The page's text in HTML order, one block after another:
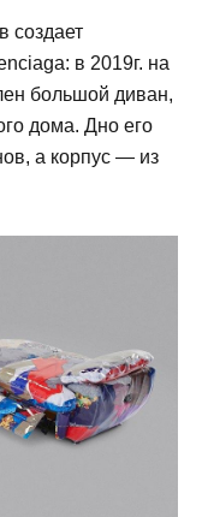
создает
в 2019г. на
большой диван,
дома. Дно его
а корпус — из